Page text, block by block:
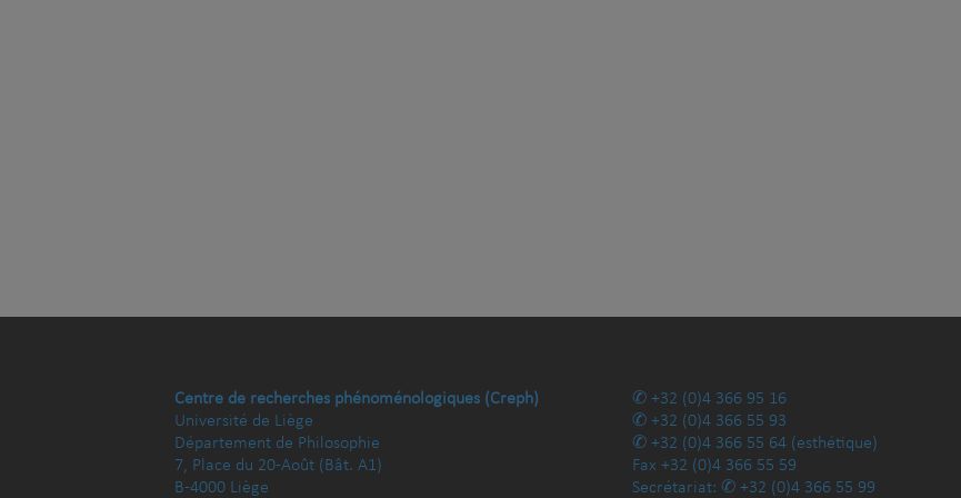
Centre de recherches phénoménologiques (Creph)
Université de Liège
Département de Philosophie
7, Place du 20-Août (Bât. A1)
B-4000 Liège
+32 (0)4 366 95 16
+32 (0)4 366 55 93
+32 (0)4 366 55 64 (esthétique)
Fax +32 (0)4 366 55 59
Secrétariat:
+32 (0)4 366 55 99